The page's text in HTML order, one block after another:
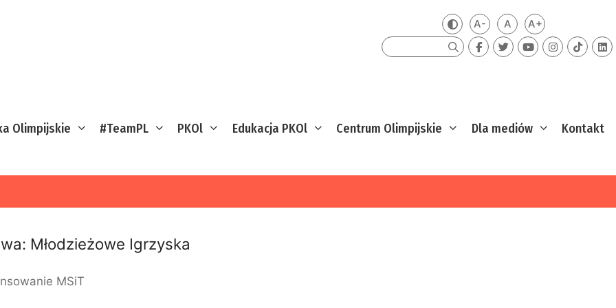
Zmień kontrast
A-Mniejsza czcionka
ADomyślna czcionka
A+Większa
Szukaj
Olimpijskie #TeamPL PKOl Edukacja PKOl Centrum Olimpijskie Dla mediów Kontakt
Młodzieżowe Igrzyska
MSiT